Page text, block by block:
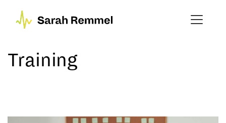
Training